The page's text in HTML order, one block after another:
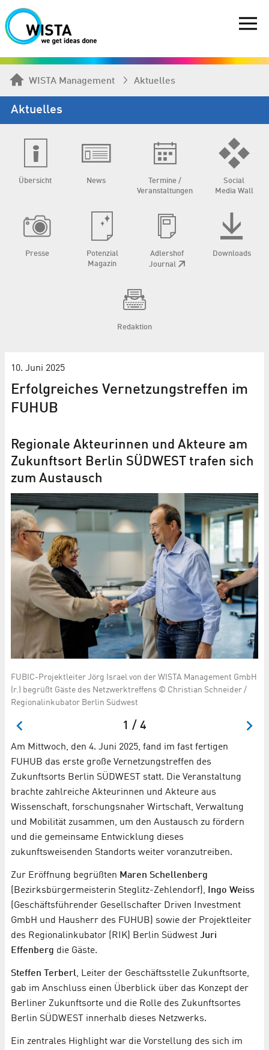
WISTA Management Aktuelles
Aktuelles
Übersicht News
Termine /
Veranstaltungen
Social
Media Wall
Presse
Potenzial
Magazin
Adlershof
Journal
Downloads
Redaktion
10. Juni 2025
Erfolgreiches Vernetzungstreffen im
FUHUB
Regionale Akteurinnen und Akteure am
Zukunftsort Berlin SÜDWEST trafen sich
zum Austausch
FUBIC-Projektleiter Jörg Israel von der WISTA Management GmbH
(r.) begrüßt Gäste des Netzwerktreffens © Christian Schneider /
Regionalinkubator Berlin Südwest
1 / 4
Am Mittwoch, den 4. Juni 2025, fand im fast fertigen
FUHUB das erste große Vernetzungstreffen des
Zukunftsorts Berlin SÜDWEST statt. Die Veranstaltung
brachte zahlreiche Akteurinnen und Akteure aus
Wissenschaft, forschungsnaher Wirtschaft, Verwaltung
und Mobilität zusammen, um den Austausch zu fördern
und die gemeinsame Entwicklung dieses
zukunftsweisenden Standorts weiter voranzutreiben.
Zur Eröffnung begrüßten Maren Schellenberg
(Bezirksbürgermeisterin Steglitz-Zehlendorf),
Ingo Weiss
(Geschäftsführender Gesellschafter Driven Investment
GmbH und Hausherr des FUHUB) sowie der Projektleiter
des Regionalinkubator (RIK) Berlin Südwest Juri
Effenberg die Gäste.
Steffen Terberl, Leiter der Geschäftsstelle Zukunftsorte,
gab im Anschluss einen Überblick über das Konzept der
Berliner Zukunftsorte und die Rolle des Zukunftsortes
Berlin SÜDWEST innerhalb dieses Netzwerks.
Ein zentrales Highlight war die Vorstellung des sich im